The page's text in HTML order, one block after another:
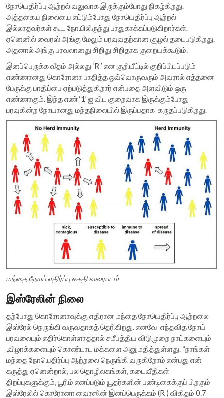
நோயெதிர்ப்பு ஆற்றல் வலுவாக இருக்கும்போது நிகழ்கிறது.
அத்தகைய நிலையை எட்டும்போது நோயெதிர்ப்பு ஆற்றல்
இல்லாதவர்கள் கூட நோயிலிருந்து பாதுகாக்கப்படுகிறார்கள்.
ஏனெனில் வைரஸ் அங்கு மேலும் பரவுவதற்கான சூழல் தடைபடுகிறது.
அதனால் அங்கு பரவலானது சிறிது சிறிதாக குறையக்கூடும்.
இனப்பெருக்க வீதம் அல்லது ‘R ’ என குறியீட்டில் குறிப்பிடப்படும்
எண்ணானது கொரோனா பாதித்த ஒவ்வொருவரும் அவரால் எத்தனை
பேருக்கு பாதிப்பை ஏற்படுத்துகிறார் என்பதை அளவிடும் ஒரு
எண்ணாகும். இந்த எண் ‘1’ ஐ விட குறைவாக இருக்கும்போது
பரவுகின்ற நோயானது மந்தநிலையில் இருப்பதாக கருதப்படுகிறது.
மந்தை நோய் எதிர்ப்பு சகதி வரைபடம்
இஸ்ரேலின் நிலை
தற்போது கொரோனாவுக்கு எதிரான மந்தை நோயெதிர்ப்பு ஆற்றலை
இஸ்ரேல் நெருங்கி வருவதாகத் தெரிகிறது. எனவே எந்தவித நோய்
பரவலையும் எதிர்கொள்ளாததால் சமீபத்திய விடுமுறை நாட்களையும்
,விழாக்களையும் கொண்டாட மக்களை அனுமதித்துள்ளது. “நாங்கள்
மந்தை நோயெதிர்ப்பு ஆற்றலை நெருங்கி வருகிறோம் என்பது என்
கருத்து ஏனென்றால், பல தொழிலகங்கள், கடைவீதிகள்
திறப்புகளுக்கும், பூரிம் எனப்படும் யூதர்களின் பண்டிகைக்குப் பிறகும்
இஸ்ரேலில் கொரோனா வைரஸின் இனப்பெருக்கம் (R ) விகிதம் 0.7